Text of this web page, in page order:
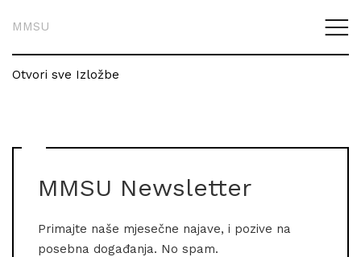
MMSU
Otvori sve Izložbe
MMSU Newsletter
Primajte naše mjesečne najave, i pozive na
posebna događanja. No spam.